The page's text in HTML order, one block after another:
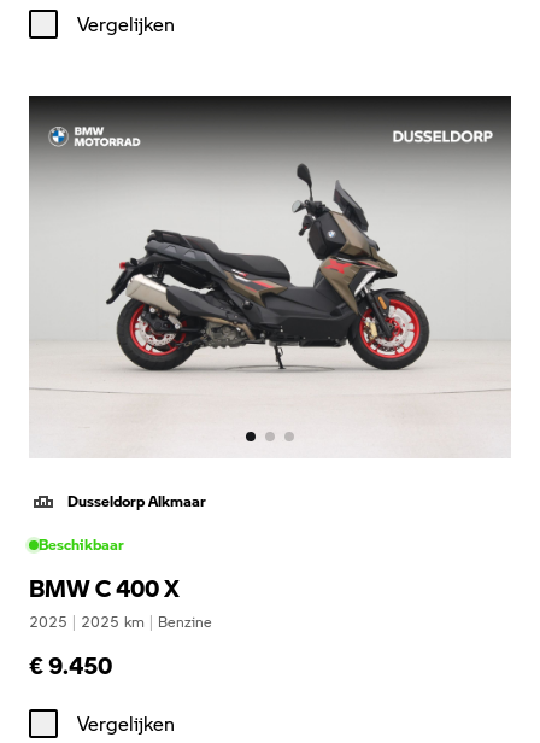
Vergelijken
Dusseldorp Alkmaar
Beschikbaar
BMW C 400 X
2025 | 2025 km | Benzine
€ 9.450
Vergelijken